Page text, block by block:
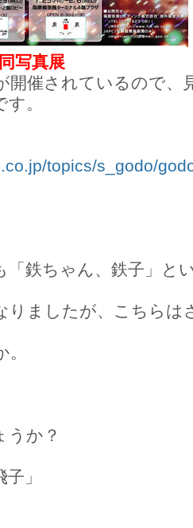
写真展
開催されているので、
。
topics/s_godo/
「鉄ちゃん、鉄子」と
りましたが、こちらは
うか？
子」